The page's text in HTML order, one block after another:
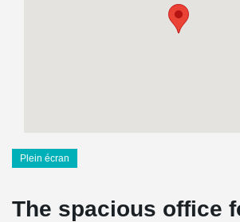
Plein écran
The spacious office